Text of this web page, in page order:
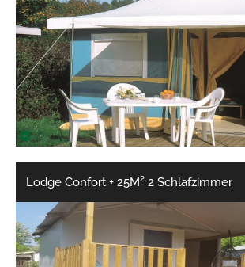
Lodge Confort + 25M² 2 Schlafzimmer